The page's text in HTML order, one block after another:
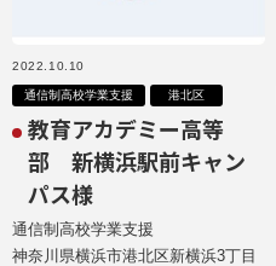
2022.10.10
通信制高校学業支援 港北区
教育アカデミー高等
部 新横浜駅前キャン
パス様
通信制高校学業支援
神奈川県横浜市港北区新横浜3丁目